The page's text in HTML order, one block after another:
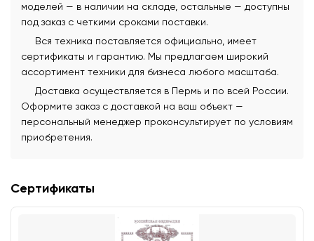
моделей — в наличии на складе, остальные — доступны
под заказ с четкими сроками поставки.
Вся техника поставляется официально, имеет
сертификаты и гарантию. Мы предлагаем широкий
ассортимент техники для бизнеса любого масштаба.
Доставка осуществляется в Пермь и по всей России.
Оформите заказ с доставкой на ваш объект —
персональный менеджер проконсультирует по условиям
приобретения.
Сертификаты